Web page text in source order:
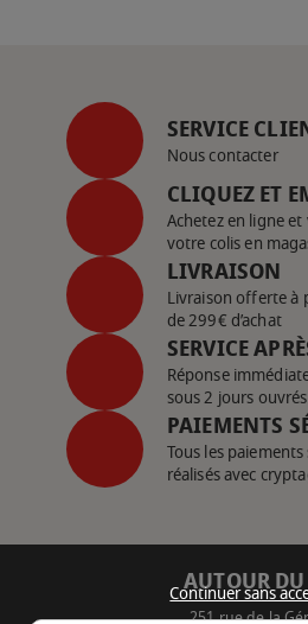
SERVICE
Nous contacter
CLIQUEZ ET
Achetez en ligne
votre colis en
LIVRAISON
Livraison offerte à
de 299€ d’achat
SERVICE
Réponse
sous 2 jours ouvrés
PAIEMENTS
Tous les
réalisés avec
AUTOUR DU
251 rue de la
Continuer sans